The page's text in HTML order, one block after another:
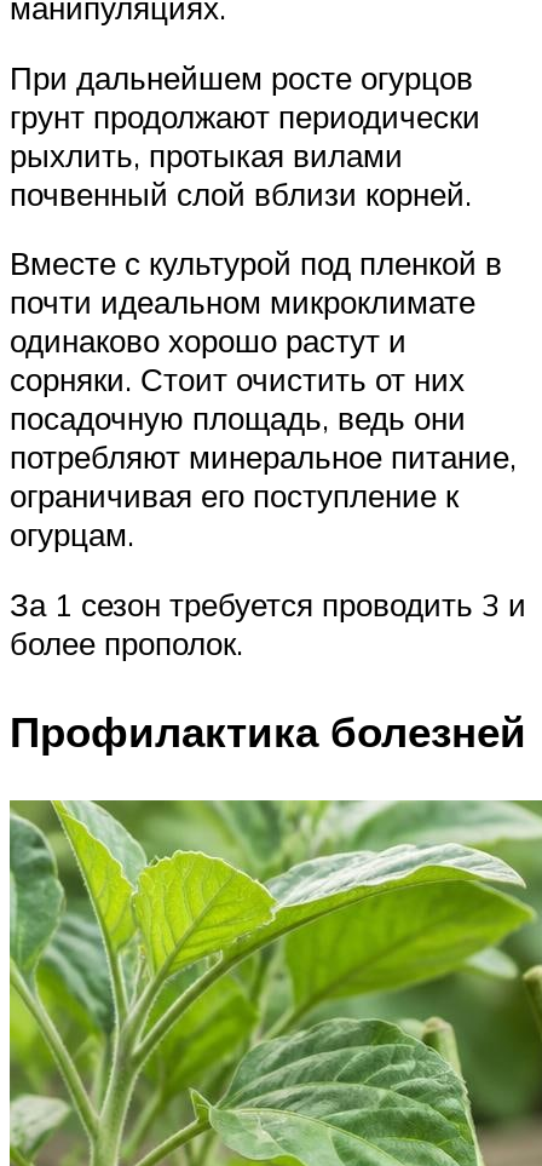
При дальнейшем росте огурцов
грунт продолжают периодически
рыхлить, протыкая вилами
почвенный слой вблизи корней.
Вместе с культурой под пленкой в
почти идеальном микроклимате
одинаково хорошо растут и
сорняки. Стоит очистить от них
посадочную площадь, ведь они
потребляют минеральное питание,
ограничивая его поступление к
огурцам.
За 1 сезон требуется проводить 3 и
более прополок.
Профилактика болезней